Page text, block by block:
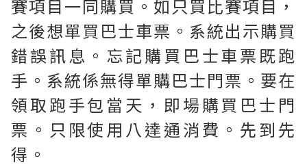
賽項目一同購買。如只買比賽項目，
之後想單買巴士車票。系統出示購買
錯誤訊息。忘記購買巴士車票既跑
手。系統係無得單購巴士門票。要在
領取跑手包當天，即場購買巴士門
票。只限使用八達通消費。先到先
得。